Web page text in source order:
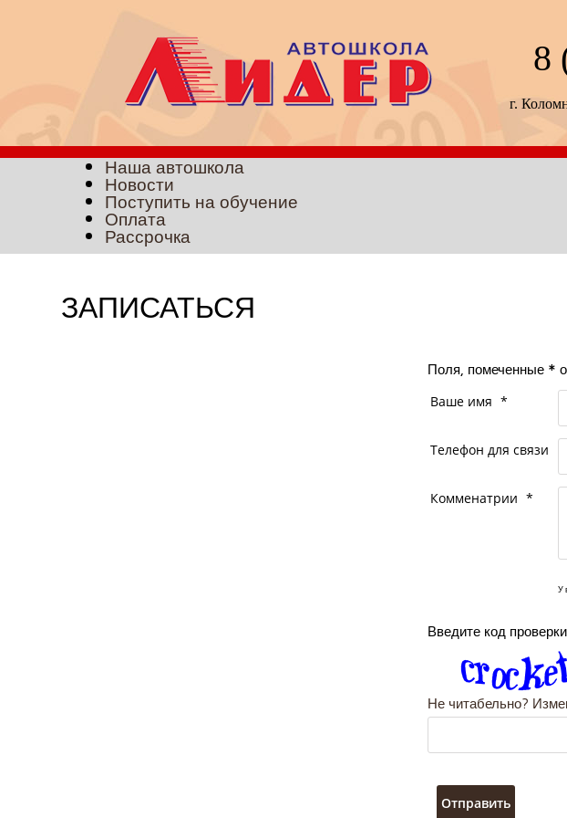
8
г.
Наша автошкола
Новости
Поступить на обучение
Оплата
Рассрочка
ЗАПИСАТЬСЯ
Поля, помеченные *
Ваше имя *
Телефон для связи
Комменатрии *
У
Введите код
Не читабельно?